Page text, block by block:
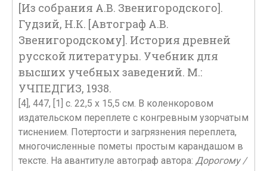
[Из собрания А.В. Звенигородского].
Гудзий, Н.К. [Автограф А.В.
Звенигородскому]. История древней
русской литературы. Учебник для
высших учебных заведений. М.:
УЧПЕДГИЗ, 1938.
[4], 447, [1] с. 22,5 х 15,5 см. В коленкоровом
издательском переплете с конгревным узорчатым
тиснением. Потертости и загрязнения переплета,
многочисленные пометы простым карандашом в
тексте. На авантитуле автограф автора: Дорогому /